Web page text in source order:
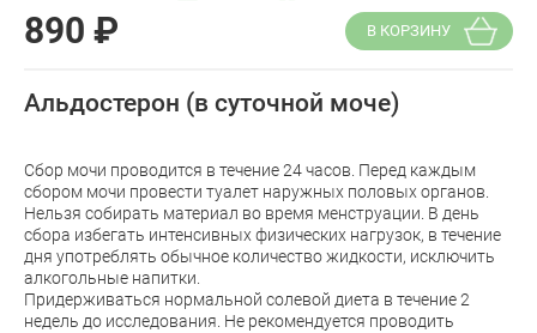
890 ₽ В КОРЗИНУ
Альдостерон (в суточной моче)
Сбор мочи проводится в течение 24 часов. Перед каждым
сбором мочи провести туалет наружных половых органов.
Нельзя собирать материал во время менструации. В день
сбора избегать интенсивных физических нагрузок, в течение
дня употреблять обычное количество жидкости, исключить
алкогольные напитки.
Придерживаться нормальной солевой диета в течение 2
недель до исследования. Не рекомендуется проводить